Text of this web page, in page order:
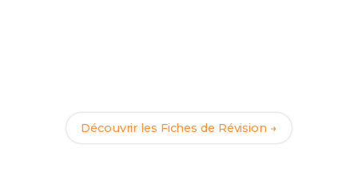
Découvrir les Fiches de Révision →